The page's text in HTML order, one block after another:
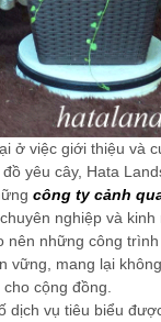
ở việc giới thiệu và
yêu cây, Hata
công ty cảnh
chuyên nghiệp và
nên những công
vững, mang lại
cộng đồng.
dịch vụ tiêu biểu